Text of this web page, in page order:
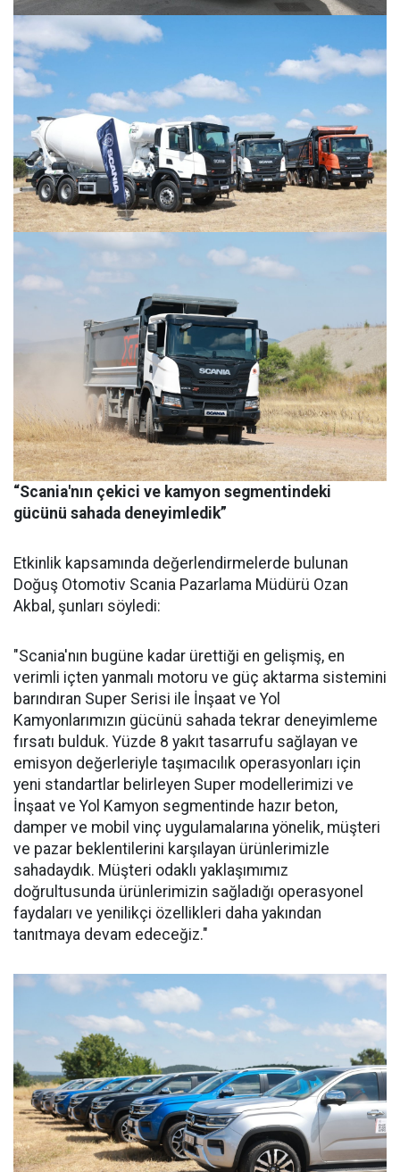
“Scania'nın çekici ve kamyon segmentindeki
gücünü sahada deneyimledik”
Etkinlik kapsamında değerlendirmelerde bulunan
Doğuş Otomotiv Scania Pazarlama Müdürü Ozan
Akbal, şunları söyledi:
"Scania'nın bugüne kadar ürettiği en gelişmiş, en
verimli içten yanmalı motoru ve güç aktarma sistemini
barındıran Super Serisi ile İnşaat ve Yol
Kamyonlarımızın gücünü sahada tekrar deneyimleme
fırsatı bulduk. Yüzde 8 yakıt tasarrufu sağlayan ve
emisyon değerleriyle taşımacılık operasyonları için
yeni standartlar belirleyen Super modellerimizi ve
İnşaat ve Yol Kamyon segmentinde hazır beton,
damper ve mobil vinç uygulamalarına yönelik, müşteri
ve pazar beklentilerini karşılayan ürünlerimizle
sahadaydık. Müşteri odaklı yaklaşımımız
doğrultusunda ürünlerimizin sağladığı operasyonel
faydaları ve yenilikçi özellikleri daha yakından
tanıtmaya devam edeceğiz."